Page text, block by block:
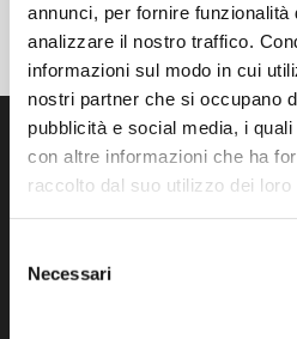
annunci, per fornire
analizzare il nostro traffico.
informazioni sul modo in cui
nostri partner che si occupano
pubblicità e social media, i
con altre informazioni che ha
raccolto dal suo utilizzo dei loro
delNecessari
Produkte und Dienstleistungen zur